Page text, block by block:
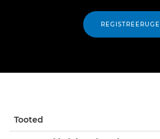
REGISTREERUGE
Tooted